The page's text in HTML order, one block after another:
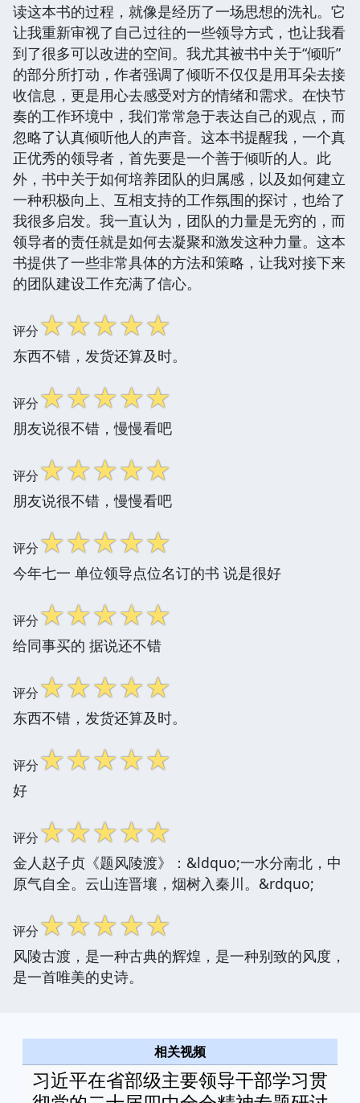
读这本书的过程，就像是经历了一场思想的洗礼。它
让我重新审视了自己过往的一些领导方式，也让我看
到了很多可以改进的空间。我尤其被书中关于“倾听”
的部分所打动，作者强调了倾听不仅仅是用耳朵去接
收信息，更是用心去感受对方的情绪和需求。在快节
奏的工作环境中，我们常常急于表达自己的观点，而
忽略了认真倾听他人的声音。这本书提醒我，一个真
正优秀的领导者，首先要是一个善于倾听的人。此
外，书中关于如何培养团队的归属感，以及如何建立
一种积极向上、互相支持的工作氛围的探讨，也给了
我很多启发。我一直认为，团队的力量是无穷的，而
领导者的责任就是如何去凝聚和激发这种力量。这本
书提供了一些非常具体的方法和策略，让我对接下来
的团队建设工作充满了信心。
评分☆☆☆☆☆
东西不错，发货还算及时。
评分☆☆☆☆☆
朋友说很不错，慢慢看吧
评分☆☆☆☆☆
朋友说很不错，慢慢看吧
评分☆☆☆☆☆
今年七一 单位领导点位名订的书 说是很好
评分☆☆☆☆☆
给同事买的 据说还不错
评分☆☆☆☆☆
东西不错，发货还算及时。
评分☆☆☆☆☆
好
评分☆☆☆☆☆
金人赵子贞《题风陵渡》：&ldquo;一水分南北，中
原气自全。云山连晋壤，烟树入秦川。&rdquo;
评分☆☆☆☆☆
风陵古渡，是一种古典的辉煌，是一种别致的风度，
是一首唯美的史诗。
相关视频
习近平在省部级主要领导干部学习贯